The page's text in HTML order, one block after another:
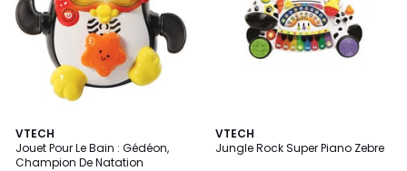
VTECH
Jouet Pour Le Bain : Gédéon,
Champion De Natation
VTECH
Jungle Rock Super Piano Zebre
4,5
/ 5